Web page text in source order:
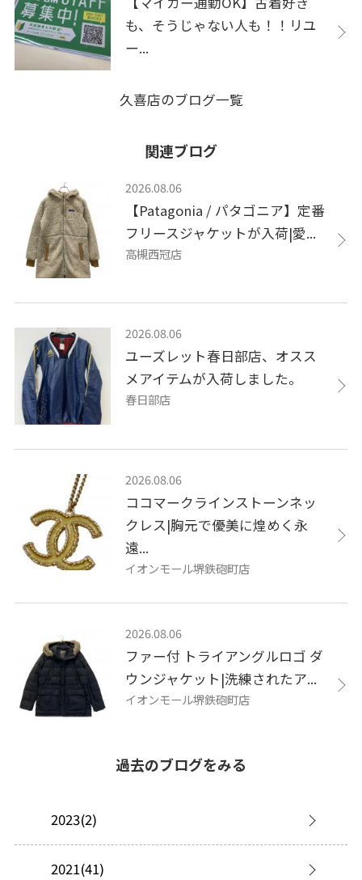
も、そうじゃない人も！！リユ
ー...
久喜店のブログ一覧
関連ブログ
2026.08.06
【Patagonia / パタゴニア】定番
フリースジャケットが入荷|愛...
高槻西冠店
2026.08.06
ユーズレット春日部店、オスス
メアイテムが入荷しました。
春日部店
2026.08.06
ココマークラインストーンネッ
クレス|胸元で優美に煌めく永
遠...
イオンモール堺鉄砲町店
2026.08.06
ファー付 トライアングルロゴ ダ
ウンジャケット|洗練されたア...
イオンモール堺鉄砲町店
過去のブログをみる
2023(2)
2021(41)